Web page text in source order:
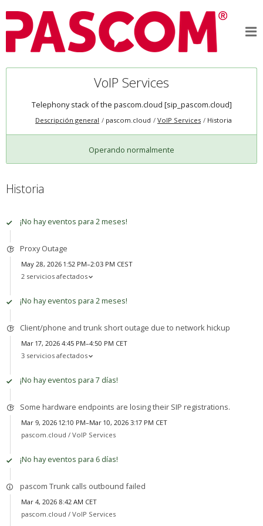
VoIP Services
Telephony stack of the pascom.cloud [sip_pascom.cloud]
Descripción general pascom.cloud VoIP Services Historia
Operando normalmente
Historia
¡No hay eventos para 2 meses!
Proxy Outage
May 28, 2026 1:52 PM–2:03 PM CEST
2 servicios afectados
¡No hay eventos para 2 meses!
Client/phone and trunk short outage due to network hickup
Mar 17, 2026 4:45 PM–4:50 PM CET
3 servicios afectados
¡No hay eventos para 7 días!
Some hardware endpoints are losing their SIP registrations.
Mar 9, 2026 12:10 PM–Mar 10, 2026 3:17 PM CET
pascom.cloud / VoIP Services
¡No hay eventos para 6 días!
pascom Trunk calls outbound failed
Mar 4, 2026 8:42 AM CET
pascom.cloud / VoIP Services